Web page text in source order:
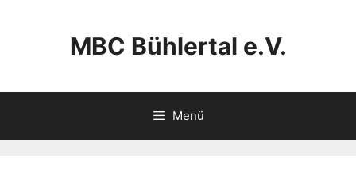
MBC Bühlertal e.V.
Menü